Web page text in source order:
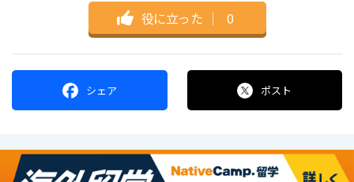
役に立った ｜ 0
シェア ポスト